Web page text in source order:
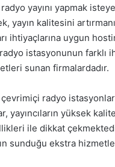
yayını yapmak
yayın kalitesini
ihtiyaçlarına uygun
istasyonunun farklı
sunan firmalardadır.
radyo
yayıncıların yüksek
ile dikkat
sunduğu ekstra